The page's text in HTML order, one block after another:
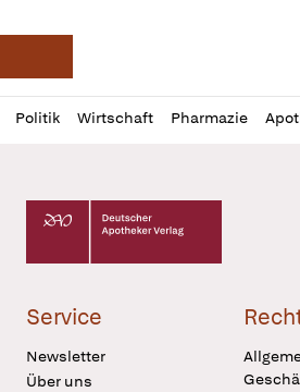
Deutsche Apotheker
Politik Wirtschaft Pharmazie
Profil
öffnen
Daz
Pur
Deutscher Apotheker Verlag Logo
Service
Newsletter
Über uns